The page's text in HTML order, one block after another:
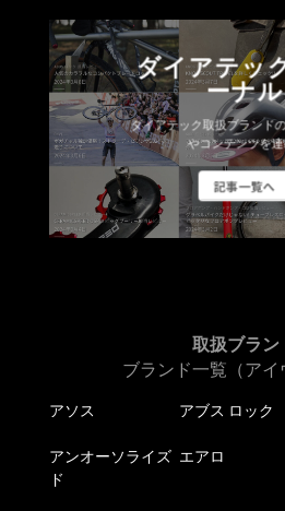
ダイアテッ
ーナル
ダイアテック取扱ブランド
やコンテンツを
記事一覧へ
取扱ブラン
ブランド一覧（アイ
アソス アブス ロック
アンオーソライズ
ド
エアロ